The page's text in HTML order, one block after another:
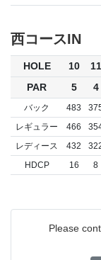
西コースIN
HOLE 10 11
PAR
5 4
バック 483
レギュラー
466
レディース
432
HDCP
16 8
Please